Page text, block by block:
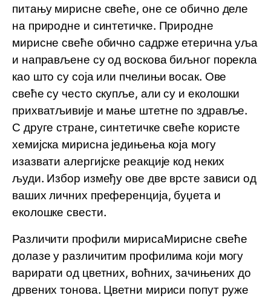
питању мирисне свеће, оне се обично деле
на природне и синтетичке. Природне
мирисне свеће обично садрже етерична уља
и направљене су од воскова биљног порекла
као што су соја или пчелињи восак. Ове
свеће су често скупље, али су и еколошки
прихватљивије и мање штетне по здравље.
С друге стране, синтетичке свеће користе
хемијска мирисна једињења која могу
изазвати алергијске реакције код неких
људи. Избор између ове две врсте зависи од
ваших личних преференција, буџета и
еколошке свести.
Различити профили мирисаМирисне свеће
долазе у различитим профилима који могу
варирати од цветних, воћних, зачињених до
дрвених тонова. Цветни мириси попут руже